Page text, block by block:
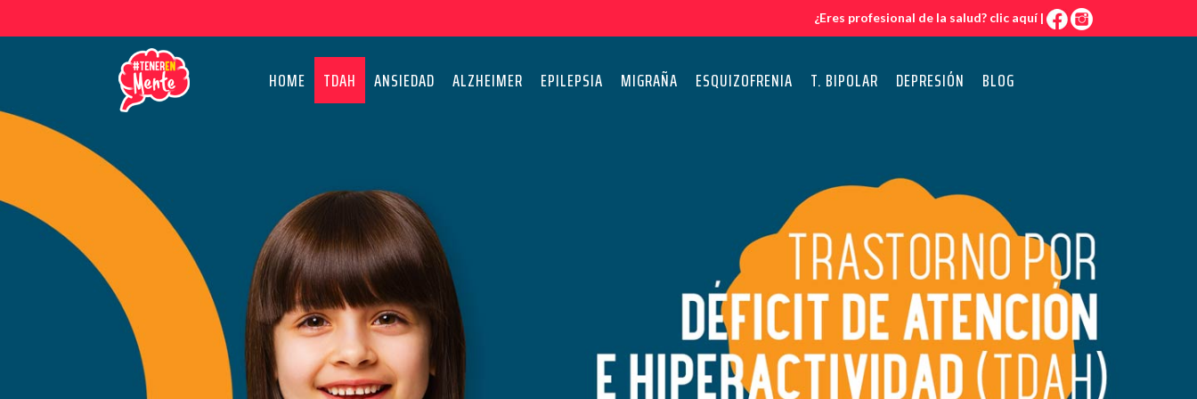
to
¿Eres profesional de la salud? clic aquí |
HOME TDAH ANSIEDAD ALZHEIMER EPILEPSIA MIGRAÑA ESQUIZOFRENIA T. BIPOLAR DEPRESIÓN BLOG